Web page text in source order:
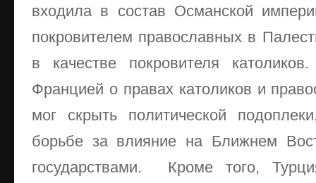
входила в состав Османской
покровителем православных в
в качестве покровителя
Францией о правах католиков и
мог скрыть политической
борьбе за влияние на Ближнем
государствами. Кроме того,